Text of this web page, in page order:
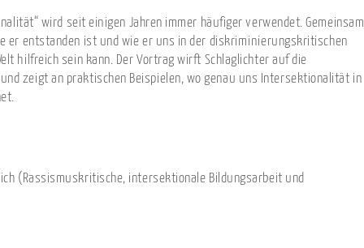
wird seit einigen Jahren immer häufiger verwendet. Gemeinsam
er entstanden ist und wie er uns in der diskriminierungskritischen
hilfreich sein kann. Der Vortrag wirft Schlaglichter auf die
zeigt an praktischen Beispielen, wo genau uns Intersektionalität in
(Rassismuskritische, intersektionale Bildungsarbeit und